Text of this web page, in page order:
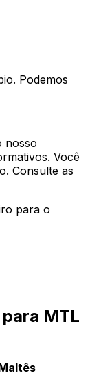
Podemos
nosso
Você
Consulte as
para o
MTL